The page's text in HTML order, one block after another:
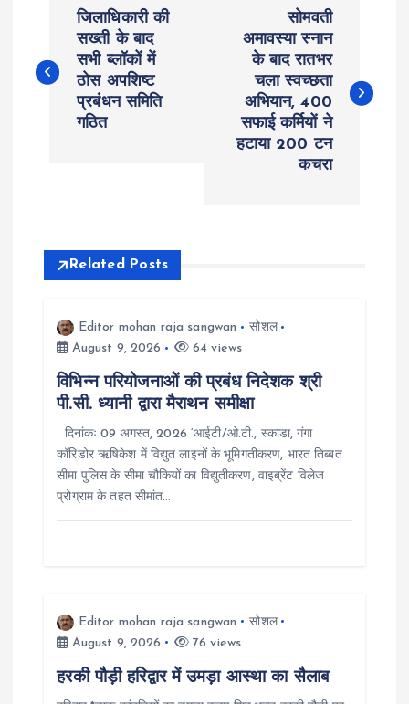
s
v
जिलाधिकारी की
सख्ती के बाद
सभी ब्लॉकों में
ठोस अपशिष्ट
प्रबंधन समिति
गठित
सोमवती
अमावस्या स्नान
के बाद रातभर
चला स्वच्छता
अभियान, 400
सफाई कर्मियों ने
हटाया 200 टन
कचरा
Related Posts
Editor mohan raja sangwan
सोशल
August 9, 2026
64 views
विभिन्न परियोजनाओं की प्रबंध निदेशक श्री
पी.सी. ध्यानी द्वारा मैराथन समीक्षा
दिनांकः 09 अगस्त, 2026 ‘आईटी/ओ.टी., स्काडा, गंगा
कॉरिडोर ऋषिकेश में विद्युत लाइनों के भूमिगतीकरण, भारत तिब्बत
सीमा पुलिस के सीमा चौकियों का विद्युतीकरण, वाइब्रेंट विलेज
प्रोग्राम के तहत सीमांत…
Editor mohan raja sangwan
सोशल
August 9, 2026
76 views
हरकी पौड़ी हरिद्वार में उमड़ा आस्था का सैलाब